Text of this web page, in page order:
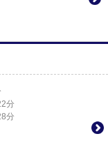
分
分